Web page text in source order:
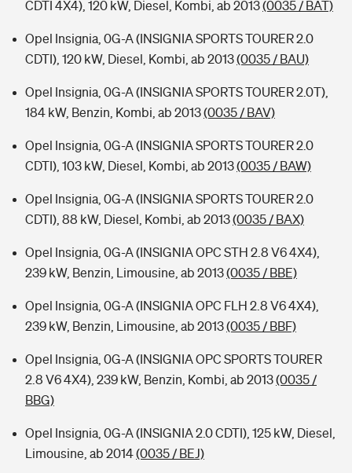
CDTI 4X4), 120 kW, Diesel, Kombi, ab 2013(0035 / BAT)
Opel Insignia, 0G-A (INSIGNIA SPORTS TOURER 2.0
CDTI), 120 kW, Diesel, Kombi, ab 2013(0035 / BAU)
Opel Insignia, 0G-A (INSIGNIA SPORTS TOURER 2.0T),
184 kW, Benzin, Kombi, ab 2013(0035 / BAV)
Opel Insignia, 0G-A (INSIGNIA SPORTS TOURER 2.0
CDTI), 103 kW, Diesel, Kombi, ab 2013(0035 / BAW)
Opel Insignia, 0G-A (INSIGNIA SPORTS TOURER 2.0
CDTI), 88 kW, Diesel, Kombi, ab 2013(0035 / BAX)
Opel Insignia, 0G-A (INSIGNIA OPC STH 2.8 V6 4X4),
239 kW, Benzin, Limousine, ab 2013(0035 / BBE)
Opel Insignia, 0G-A (INSIGNIA OPC FLH 2.8 V6 4X4),
239 kW, Benzin, Limousine, ab 2013(0035 / BBF)
Opel Insignia, 0G-A (INSIGNIA OPC SPORTS TOURER
2.8 V6 4X4), 239 kW, Benzin, Kombi, ab 2013(0035 /
BBG)
Opel Insignia, 0G-A (INSIGNIA 2.0 CDTI), 125 kW, Diesel,
Limousine, ab 2014(0035 / BEJ)